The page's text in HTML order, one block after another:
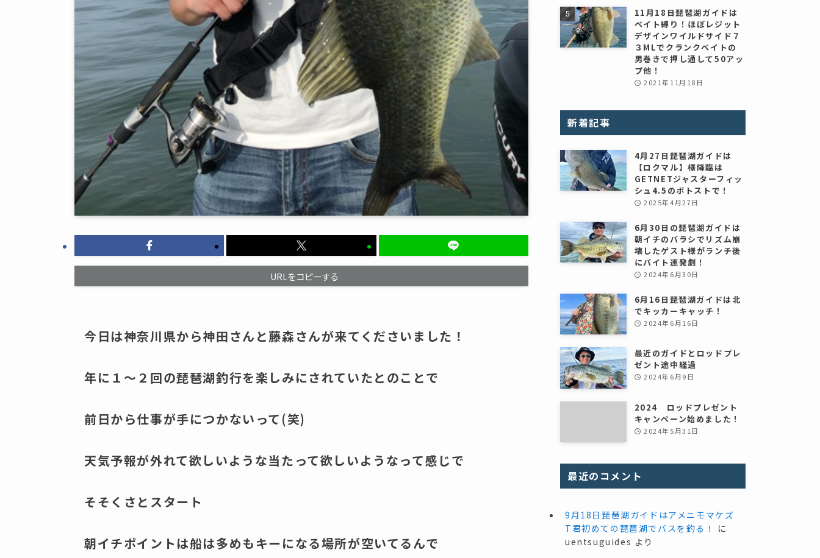
URLをコピーする
今日は神奈川県から神田さんと藤森さんが来てくださいました！
年に１～２回の琵琶湖釣行を楽しみにされていたとのことで
前日から仕事が手につかないって(笑)
天気予報が外れて欲しいような当たって欲しいようなって感じで
そそくさとスタート
朝イチポイントは船は多めもキーになる場所が空いてるんで
11月18日琵琶湖ガイドは
ベイト縛り！ほぼレジット
デザインワイルドサイド７
３MLでクランクベイトの
男巻きで押し通して50アッ
プ他！
2021年11月18日
新着記事
4月27日琵琶湖ガイドは
【ロクマル】様降臨は
GETNETジャスターフィッ
シュ4.5のボトストで！
2025年4月27日
6月30日の琵琶湖ガイドは
朝イチのバラシでリズム崩
壊したゲスト様がランチ後
にバイト連発劇！
2024年6月30日
6月16日琵琶湖ガイドは北
でキッカーキャッチ！
2024年6月16日
最近のガイドとロッドプレ
ゼント途中経過
2024年6月9日
2024 ロッドプレゼント
キャンペーン始めました！
2024年5月31日
最近のコメント
9月18日琵琶湖ガイドはアメニモマケズ
T君初めての琵琶湖でバスを釣る！
に
uentsuguides より